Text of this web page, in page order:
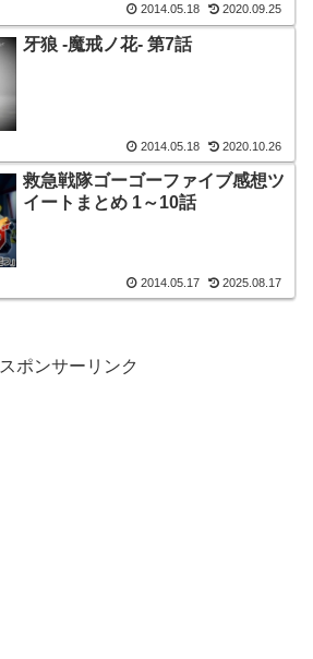
2014.05.18 2020.09.25
牙狼 -魔戒ノ花- 第7話
2014.05.18 2020.10.26
救急戦隊ゴーゴーファイブ感想ツ
イートまとめ 1～10話
2014.05.17 2025.08.17
スポンサーリンク